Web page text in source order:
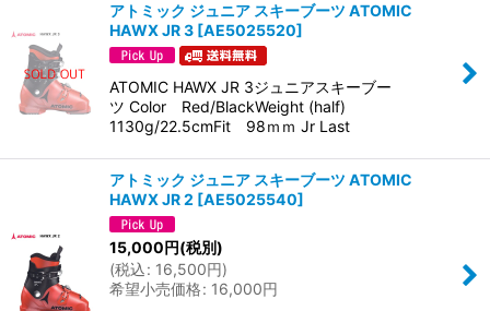
アトミック ジュニア スキーブーツ ATOMIC
HAWX JR 3 [AE5025520]
ATOMIC HAWX JR 3ジュニアスキーブー
ツ Color Red/BlackWeight (half)
1130g/22.5cmFit 98ｍｍ Jr Last
アトミック ジュニア スキーブーツ ATOMIC
HAWX JR 2 [AE5025540]
15,000円(税別)
(税込: 16,500円)
希望小売価格: 16,000円